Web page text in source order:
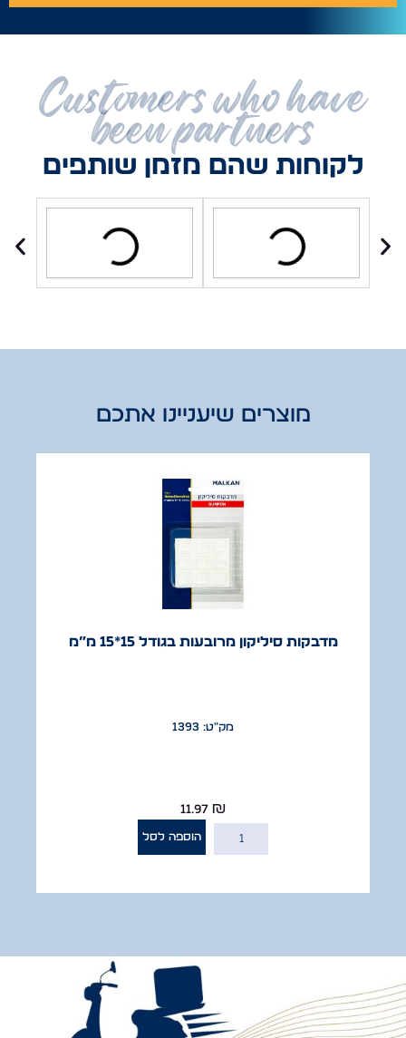
Customers who have
been partners
לקוחות שהם מזמן שותפים
מוצרים שיעניינו אתכם
מדבקות סיליקון מרובעות בגודל 15*15 מ”מ
מק"ט: 1393
11.97₪
הוספה לסל